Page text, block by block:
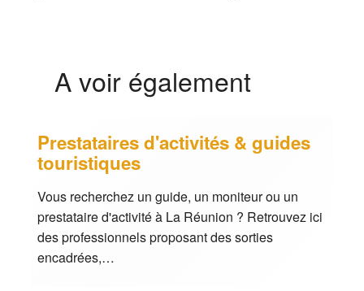
A voir également
Prestataires d'activités & guides
touristiques
Vous recherchez un guide, un moniteur ou un
prestataire d'activité à La Réunion ? Retrouvez ici
des professionnels proposant des sorties
encadrées,…